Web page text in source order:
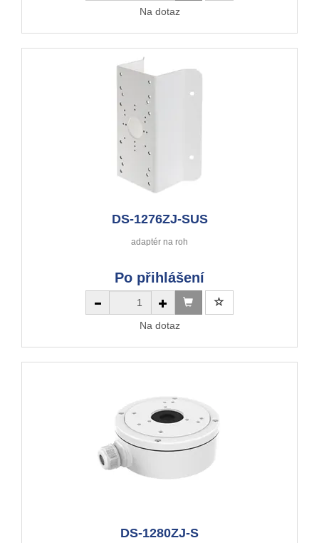
Na dotaz
DS-1276ZJ-SUS
adaptér na roh
Po přihlášení
Na dotaz
DS-1280ZJ-S